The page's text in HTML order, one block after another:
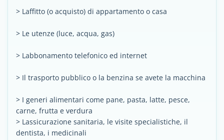
> Laffitto (o acquisto) di appartamento o casa
> Le utenze (luce, acqua, gas)
> Labbonamento telefonico ed internet
> Il trasporto pubblico o la benzina se avete la macchina
> I generi alimentari come pane, pasta, latte, pesce,
carne, frutta e verdura
> Lassicurazione sanitaria, le visite specialistiche, il
dentista, i medicinali